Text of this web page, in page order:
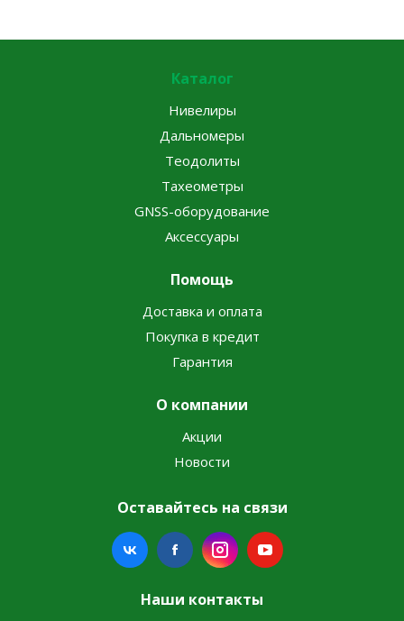
Каталог
Нивелиры
Дальномеры
Теодолиты
Тахеометры
GNSS-оборудование
Аксессуары
Помощь
Доставка и оплата
Покупка в кредит
Гарантия
О компании
Акции
Новости
Оставайтесь на связи
Наши контакты